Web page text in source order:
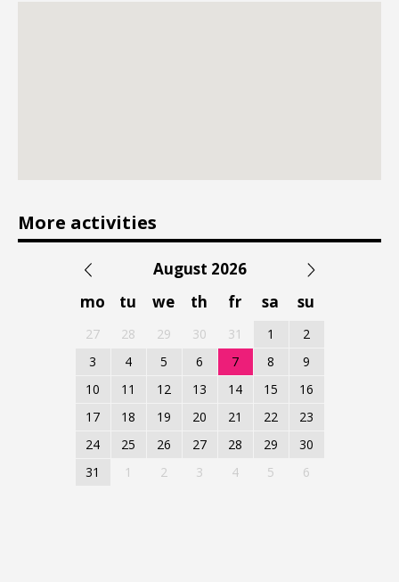
More activities
August 2026
mo
tu we th fr sa su
27 28 29 30 31 1
2
3
4 5 6 7 8
9
10
11 12 13 14 15
16
17
18 19 20 21 22
23
24
25 26 27 28 29
30
31
1 2 3 4 5 6